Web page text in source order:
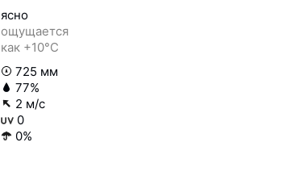
ясно
ощущается
как +10°C
725 мм
77%
2 м/с
0
0%